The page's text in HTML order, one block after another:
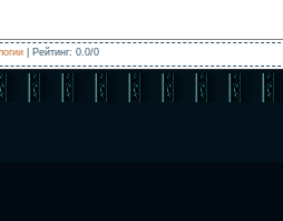
Рейтинг: 0.0/0